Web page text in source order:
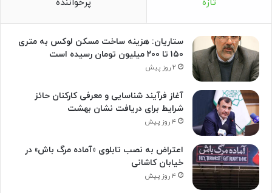
تازه پرخواننده
ستاریان: هزینه ساخت مسکن لوکس به متری
۱۵۰ تا ۲۰۰ میلیون تومان رسیده است
۲ روز پیش
آغاز فرآیند شناسایی و معرفی کارکنان حائز
شرایط برای دریافت نشان بهشت
۴ روز پیش
اعتراض به نصب تابلوی «آماده مرگ باش» در
خیابان کاشانی
۴ روز پیش